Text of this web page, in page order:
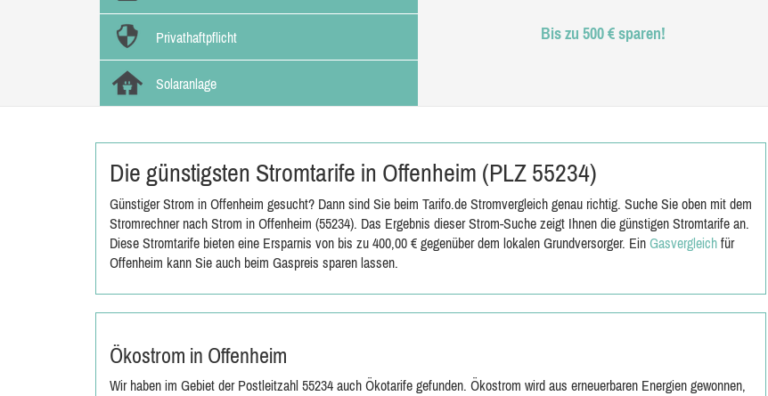
Privathaftpflicht
Solaranlage
Bis zu 500 € sparen!
Die günstigsten Stromtarife in Offenheim (PLZ 55234)
Günstiger Strom in Offenheim gesucht? Dann sind Sie beim Tarifo.de Stromvergleich genau richtig. Suche Sie oben mit dem
Stromrechner nach Strom in Offenheim (55234). Das Ergebnis dieser Strom-Suche zeigt Ihnen die günstigen Stromtarife an.
Diese Stromtarife bieten eine Ersparnis von bis zu 400,00 € gegenüber dem lokalen Grundversorger. Ein Gasvergleich für
Offenheim kann Sie auch beim Gaspreis sparen lassen.
Ökostrom in Offenheim
Wir haben im Gebiet der Postleitzahl 55234 auch Ökotarife gefunden. Ökostrom wird aus erneuerbaren Energien gewonnen,